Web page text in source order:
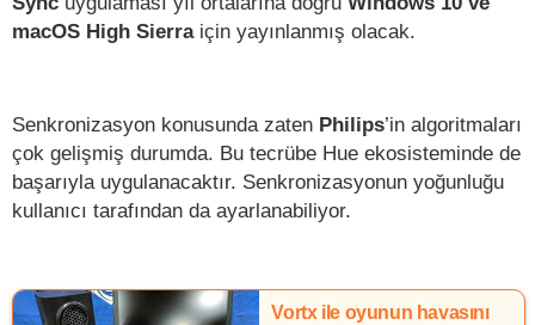
macOS High Sierraiçin yayınlanmış olacak.
Senkronizasyon konusunda zaten Philips’in algoritmaları
çok gelişmiş durumda. Bu tecrübe Hue ekosisteminde de
başarıyla uygulanacaktır. Senkronizasyonun yoğunluğu
kullanıcı tarafından da ayarlanabiliyor.
Vortx ile oyunun havasını